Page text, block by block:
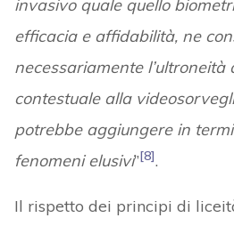
invasivo quale quello
efficacia e affidabilità, ne
necessariamente l’ultroneità
contestuale alla
potrebbe aggiungere in
fenomeni elusivi”[8].
Il rispetto dei principi di